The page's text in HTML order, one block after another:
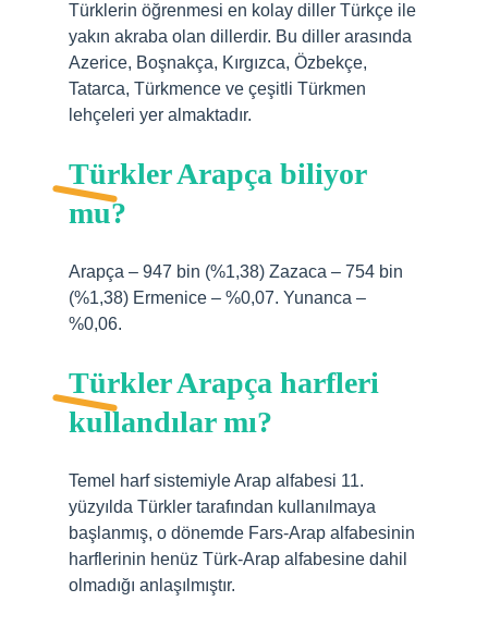
Türklerin öğrenmesi en kolay diller Türkçe ile
yakın akraba olan dillerdir. Bu diller arasında
Azerice, Boşnakça, Kırgızca, Özbekçe,
Tatarca, Türkmence ve çeşitli Türkmen
lehçeleri yer almaktadır.
Türkler Arapça biliyor
mu?
Arapça – 947 bin (%1,38) Zazaca – 754 bin
(%1,38) Ermenice – %0,07. Yunanca –
%0,06.
Türkler Arapça harfleri
kullandılar mı?
Temel harf sistemiyle Arap alfabesi 11.
yüzyılda Türkler tarafından kullanılmaya
başlanmış, o dönemde Fars-Arap alfabesinin
harflerinin henüz Türk-Arap alfabesine dahil
olmadığı anlaşılmıştır.